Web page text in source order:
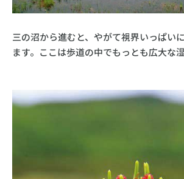
三の沼から進むと、やがて視界いっぱい
ます。ここは歩道の中でもっとも広大な湿